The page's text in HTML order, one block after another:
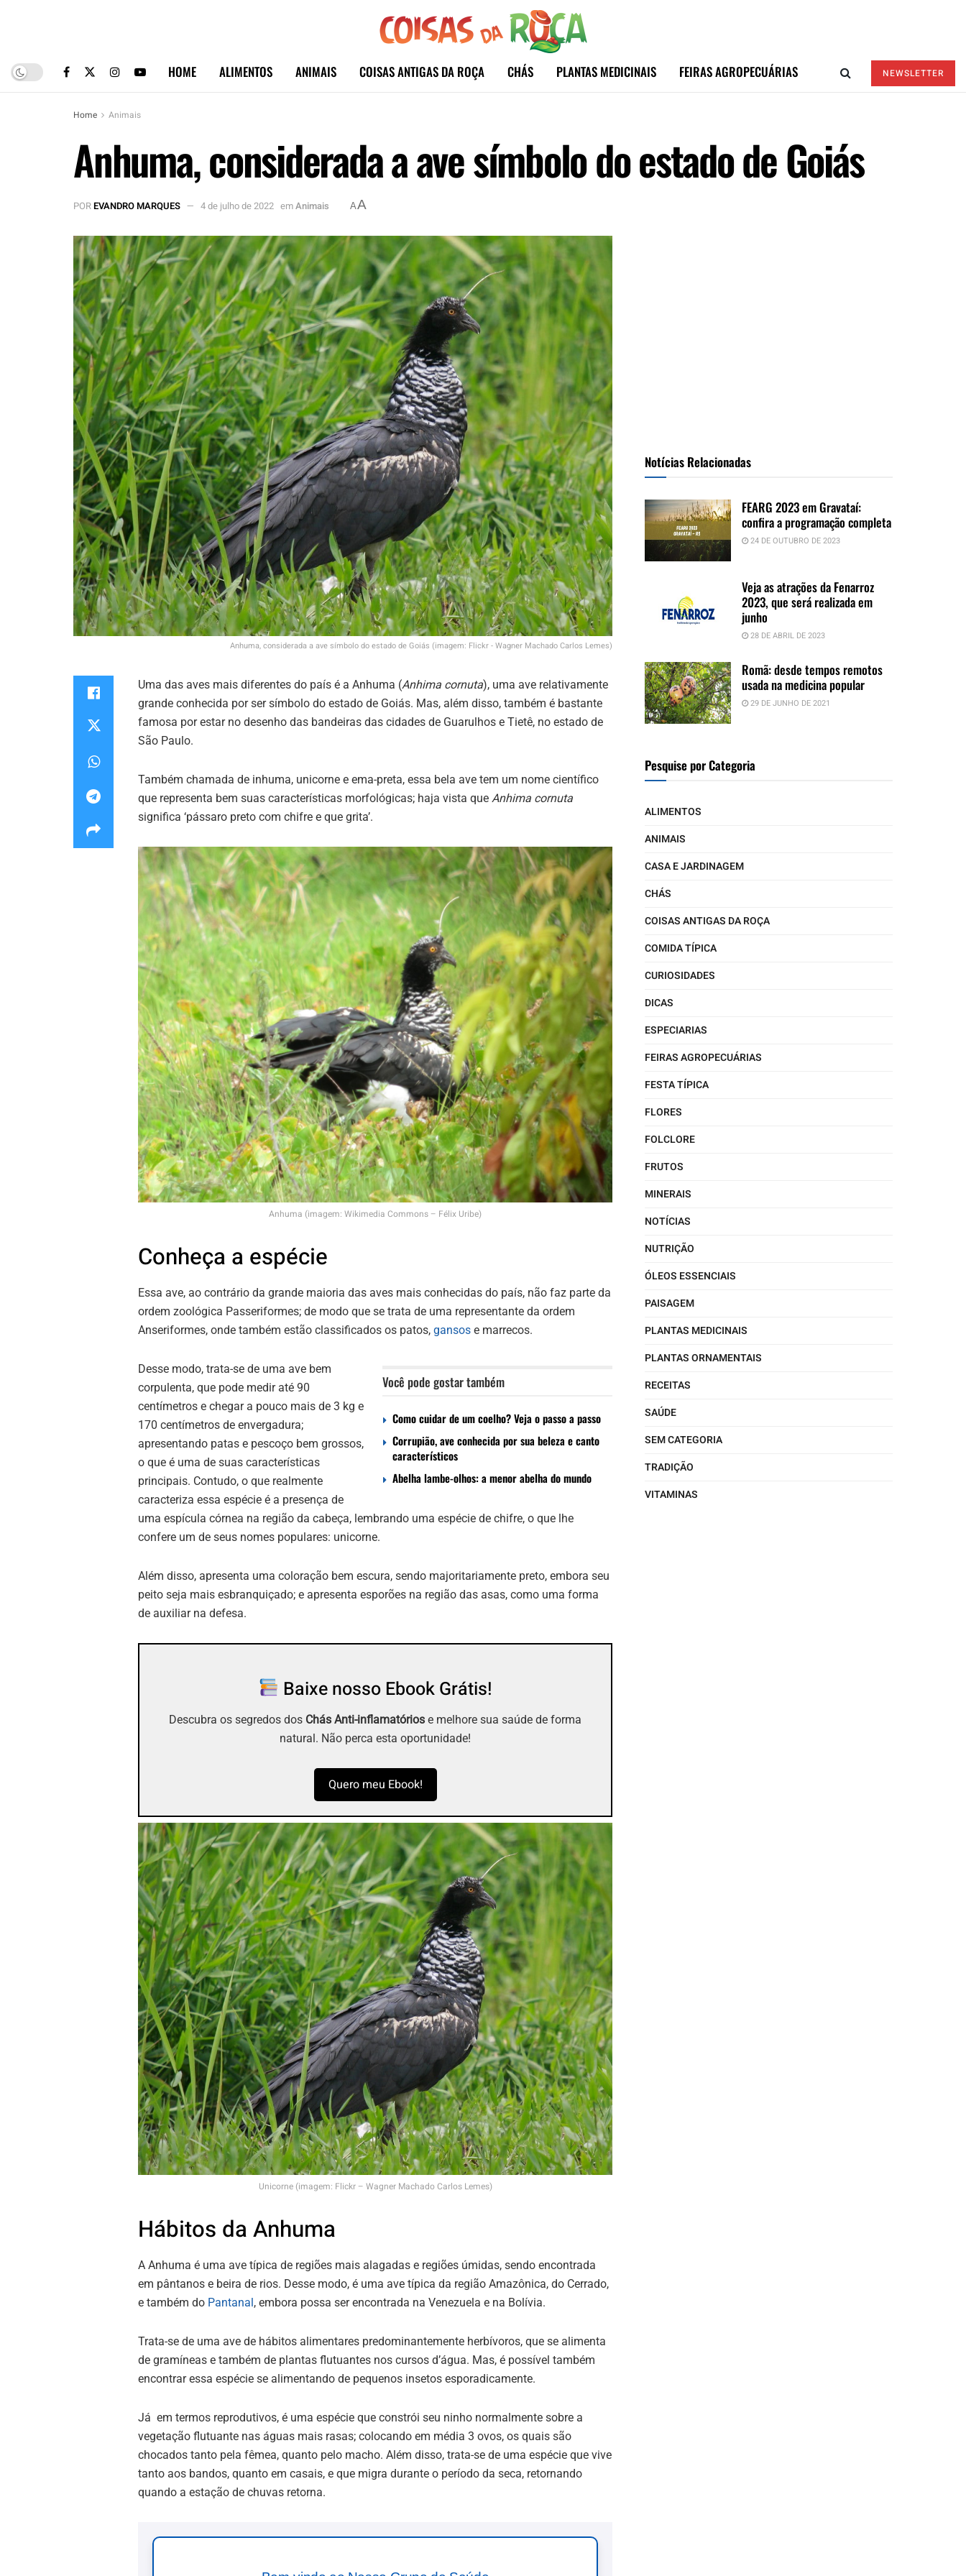
HOME ALIMENTOS ANIMAIS COISAS ANTIGAS DA ROÇA CHÁS PLANTAS MEDICINAIS FEIRAS AGROPECUÁRIAS NEWSLETTER
Home Animais
Anhuma, considerada a ave símbolo do estado de Goiás
POREVANDRO MARQUES 4 de julho de 2022 emAnimais AA
Anhuma, considerada a ave símbolo do estado de Goiás (imagem: Flickr - Wagner Machado Carlos Lemes)
Uma das aves mais diferentes do país é a Anhuma (Anhima cornuta), uma ave relativamente
grande conhecida por ser símbolo do estado de Goiás. Mas, além disso, também é bastante
famosa por estar no desenho das bandeiras das cidades de Guarulhos e Tietê, no estado de
São Paulo.
Também chamada de inhuma, unicorne e ema-preta, essa bela ave tem um nome científico
que representa bem suas características morfológicas; haja vista que Anhima cornuta
significa ‘pássaro preto com chifre e que grita’.
Anhuma (imagem: Wikimedia Commons – Félix Uribe)
Conheça a espécie
Essa ave, ao contrário da grande maioria das aves mais conhecidas do país, não faz parte da
ordem zoológica Passeriformes; de modo que se trata de uma representante da ordem
Anseriformes, onde também estão classificados os patos, gansos e marrecos.
Você pode gostar também
Como cuidar de um coelho? Veja o passo a passo
Corrupião, ave conhecida por sua beleza e canto
característicos
Abelha lambe-olhos: a menor abelha do mundo
Desse modo, trata-se de uma ave bem
corpulenta, que pode medir até 90
centímetros e chegar a pouco mais de 3 kg e
170 centímetros de envergadura;
apresentando patas e pescoço bem grossos,
o que é uma de suas características
principais. Contudo, o que realmente
caracteriza essa espécie é a presença de
uma espícula córnea na região da cabeça, lembrando uma espécie de chifre, o que lhe
confere um de seus nomes populares: unicorne.
Além disso, apresenta uma coloração bem escura, sendo majoritariamente preto, embora seu
peito seja mais esbranquiçado; e apresenta esporões na região das asas, como uma forma
de auxiliar na defesa.
Baixe nosso Ebook Grátis!
Descubra os segredos dos Chás Anti-inflamatórios e melhore sua saúde de forma
natural. Não perca esta oportunidade!
Quero meu Ebook!
Unicorne (imagem: Flickr – Wagner Machado Carlos Lemes)
Hábitos da Anhuma
A Anhuma é uma ave típica de regiões mais alagadas e regiões úmidas, sendo encontrada
em pântanos e beira de rios. Desse modo, é uma ave típica da região Amazônica, do Cerrado,
e também do Pantanal, embora possa ser encontrada na Venezuela e na Bolívia.
Trata-se de uma ave de hábitos alimentares predominantemente herbívoros, que se alimenta
de gramíneas e também de plantas flutuantes nos cursos d’água. Mas, é possível também
encontrar essa espécie se alimentando de pequenos insetos esporadicamente.
Já em termos reprodutivos, é uma espécie que constrói seu ninho normalmente sobre a
vegetação flutuante nas águas mais rasas; colocando em média 3 ovos, os quais são
chocados tanto pela fêmea, quanto pelo macho. Além disso, trata-se de uma espécie que vive
tanto aos bandos, quanto em casais, e que migra durante o período da seca, retornando
quando a estação de chuvas retorna.
Notícias Relacionadas
FEARG 2023 em Gravataí:
confira a programação completa
24 DE OUTUBRO DE 2023
Veja as atrações da Fenarroz
2023, que será realizada em
junho
28 DE ABRIL DE 2023
Romã: desde tempos remotos
usada na medicina popular
29 DE JUNHO DE 2021
Pesquise por Categoria
ALIMENTOS
ANIMAIS
CASA E JARDINAGEM
CHÁS
COISAS ANTIGAS DA ROÇA
COMIDA TÍPICA
CURIOSIDADES
DICAS
ESPECIARIAS
FEIRAS AGROPECUÁRIAS
FESTA TÍPICA
FLORES
FOLCLORE
FRUTOS
MINERAIS
NOTÍCIAS
NUTRIÇÃO
ÓLEOS ESSENCIAIS
PAISAGEM
PLANTAS MEDICINAIS
PLANTAS ORNAMENTAIS
RECEITAS
SAÚDE
SEM CATEGORIA
TRADIÇÃO
VITAMINAS